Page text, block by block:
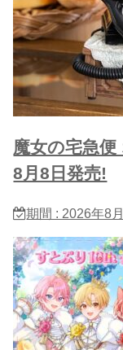
魔女の宅急便
8月8日発売!
期間 : 2026年8